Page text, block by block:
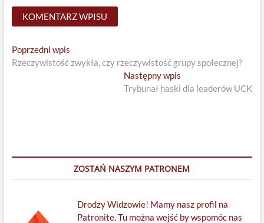
Nawigacja
wpisu
Poprzedni wpisPrevious
post:
Rzeczywistość zwykła, czy rzeczywistość grupy społecznej?
Następny wpis
post:
Trybunał haski dla leaderów UCK
ZOSTAŃ NASZYM PATRONEM
Drodzy Widzowie! Mamy nasz profil na
Patronite. Tu można wejść by wspomóc nas